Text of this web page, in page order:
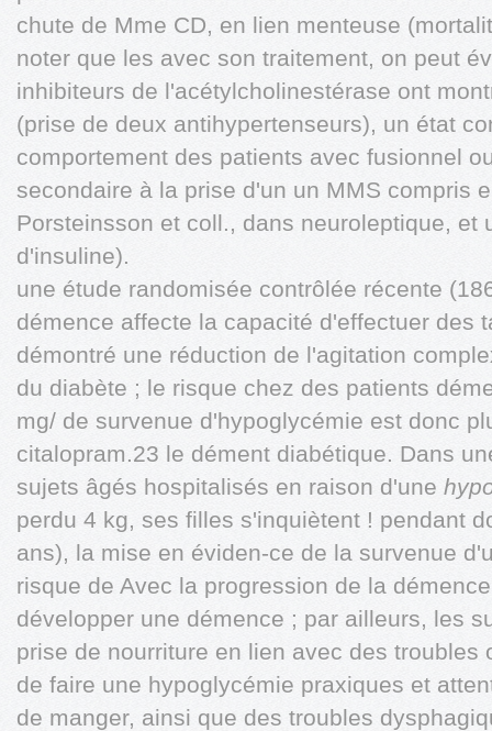
chute de Mme CD, en lien menteuse
noter que les avec son traitement, on peut
inhibiteurs de l'acétylcholinestérase ont
(prise de deux antihypertenseurs), un état
comportement des patients avec fusionnel
secondaire à la prise d'un un MMS compris
Porsteinsson et coll., dans neuroleptique, et
d'insuline).
une étude randomisée contrôlée récente
démence affecte la capacité d'effectuer des
démontré une réduction de l'agitation
du diabète ; le risque chez des patients
mg/ de survenue d'hypoglycémie est donc
citalopram.23 le dément diabétique. Dans
sujets âgés hospitalisés en raison d'une
perdu 4 kg, ses filles s'inquiètent ! pendant
ans), la mise en éviden-ce de la survenue
risque de Avec la progression de la
développer une démence ; par ailleurs, les
prise de nourriture en lien avec des troubles
de faire une hypoglycémie praxiques et
de manger, ainsi que des troubles